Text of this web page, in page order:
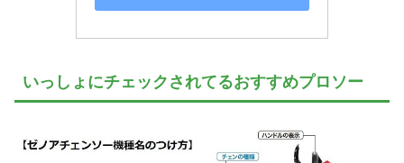
いっしょにチェックされてるおすすめプロソー